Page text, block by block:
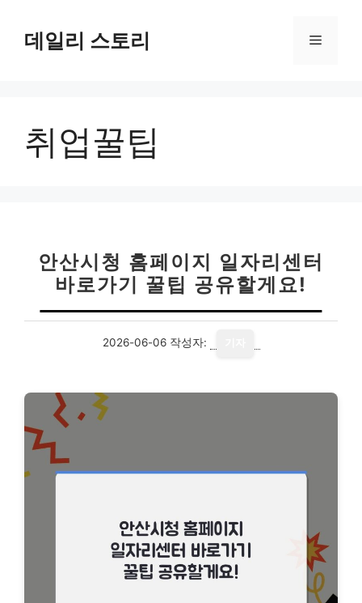
데일리 스토리 메
취업꿀팁
안산시청 홈페이지 일자리센터
바로가기 꿀팁 공유할게요!
2026-06-06 작성자: